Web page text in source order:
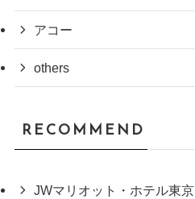
アコー
others
RECOMMEND
JWマリオット・ホテル東京